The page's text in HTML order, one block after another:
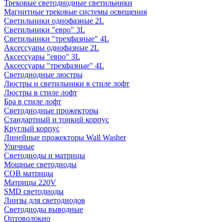
Трековые светодиодные светильники
Магнитные трековые системы освещения
Светильники однофазные 2L
Светильники "евро" 3L
Светильники "трехфазные" 4L
Аксессуары однофазные 2L
Аксессуары "евро" 3L
Аксессуары "трехфазные" 4L
Светодиодные люстры
Люстры и светильники в стиле лофт
Люстры в стиле лофт
Бра в стиле лофт
Светодиодные прожекторы
Стандартный и тонкий корпус
Круглый корпус
Линейные прожекторы Wall Washer
Уличные
Светодиоды и матрицы
Мощные светодиоды
COB матрицы
Матрицы 220V
SMD светодиоды
Линзы для светодиодов
Светодиоды выводные
Оптоволокно